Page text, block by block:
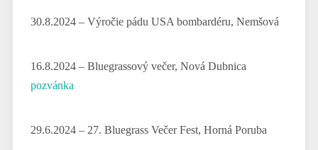
30.8.2024 – Výročie pádu USA bombardéru, Nemšová
16.8.2024 – Bluegrassový večer, Nová Dubnica
pozvánka
29.6.2024 – 27. Bluegrass Večer Fest, Horná Poruba